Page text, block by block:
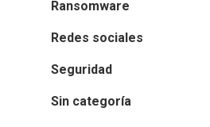
Ransomware
Redes sociales
Seguridad
Sin categoría